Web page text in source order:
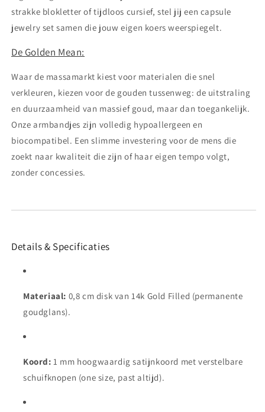
strakke blokletter of tijdloos cursief, stel jij een capsule
jewelry set samen die jouw eigen koers weerspiegelt.
De Golden Mean:
Waar de massamarkt kiest voor materialen die snel
verkleuren, kiezen voor de gouden tussenweg: de uitstraling
en duurzaamheid van massief goud, maar dan toegankelijk.
Onze armbandjes zijn volledig hypoallergeen en
biocompatibel. Een slimme investering voor de mens die
zoekt naar kwaliteit die zijn of haar eigen tempo volgt,
zonder concessies.
Details & Specificaties
Materiaal: 0,8 cm disk van 14k Gold Filled (permanente
goudglans).
Koord: 1 mm hoogwaardig satijnkoord met verstelbare
schuifknopen (one size, past altijd).